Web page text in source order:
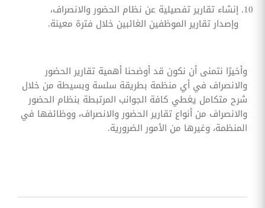
إنشاء تقارير تفصيلية عن نظام الحضور والانصراف،
وإصدار تقارير الموظفين الغائبين خلال فترة معينة.
وأخيرًا نتمنى أن نكون قد أوضحنا أهمية تقارير الحضور
والانصراف في أي منظمة بطريقة سلسة وبسيطة من خلال
شرح متكامل يغطي كافة الجوانب المرتبطة بنظام الحضور
والانصراف من أنواع تقارير الحضور والانصراف، ووظائفها في
المنظمة، وغيرها من الأمور الضرورية.